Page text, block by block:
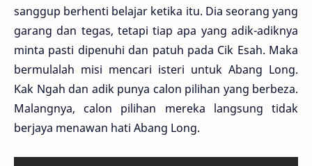
sanggup berhenti belajar ketika itu. Dia seorang yang
garang dan tegas, tetapi tiap apa yang adik-adiknya
minta pasti dipenuhi dan patuh pada Cik Esah. Maka
bermulalah misi mencari isteri untuk Abang Long.
Kak Ngah dan adik punya calon pilihan yang berbeza.
Malangnya, calon pilihan mereka langsung tidak
berjaya menawan hati Abang Long.